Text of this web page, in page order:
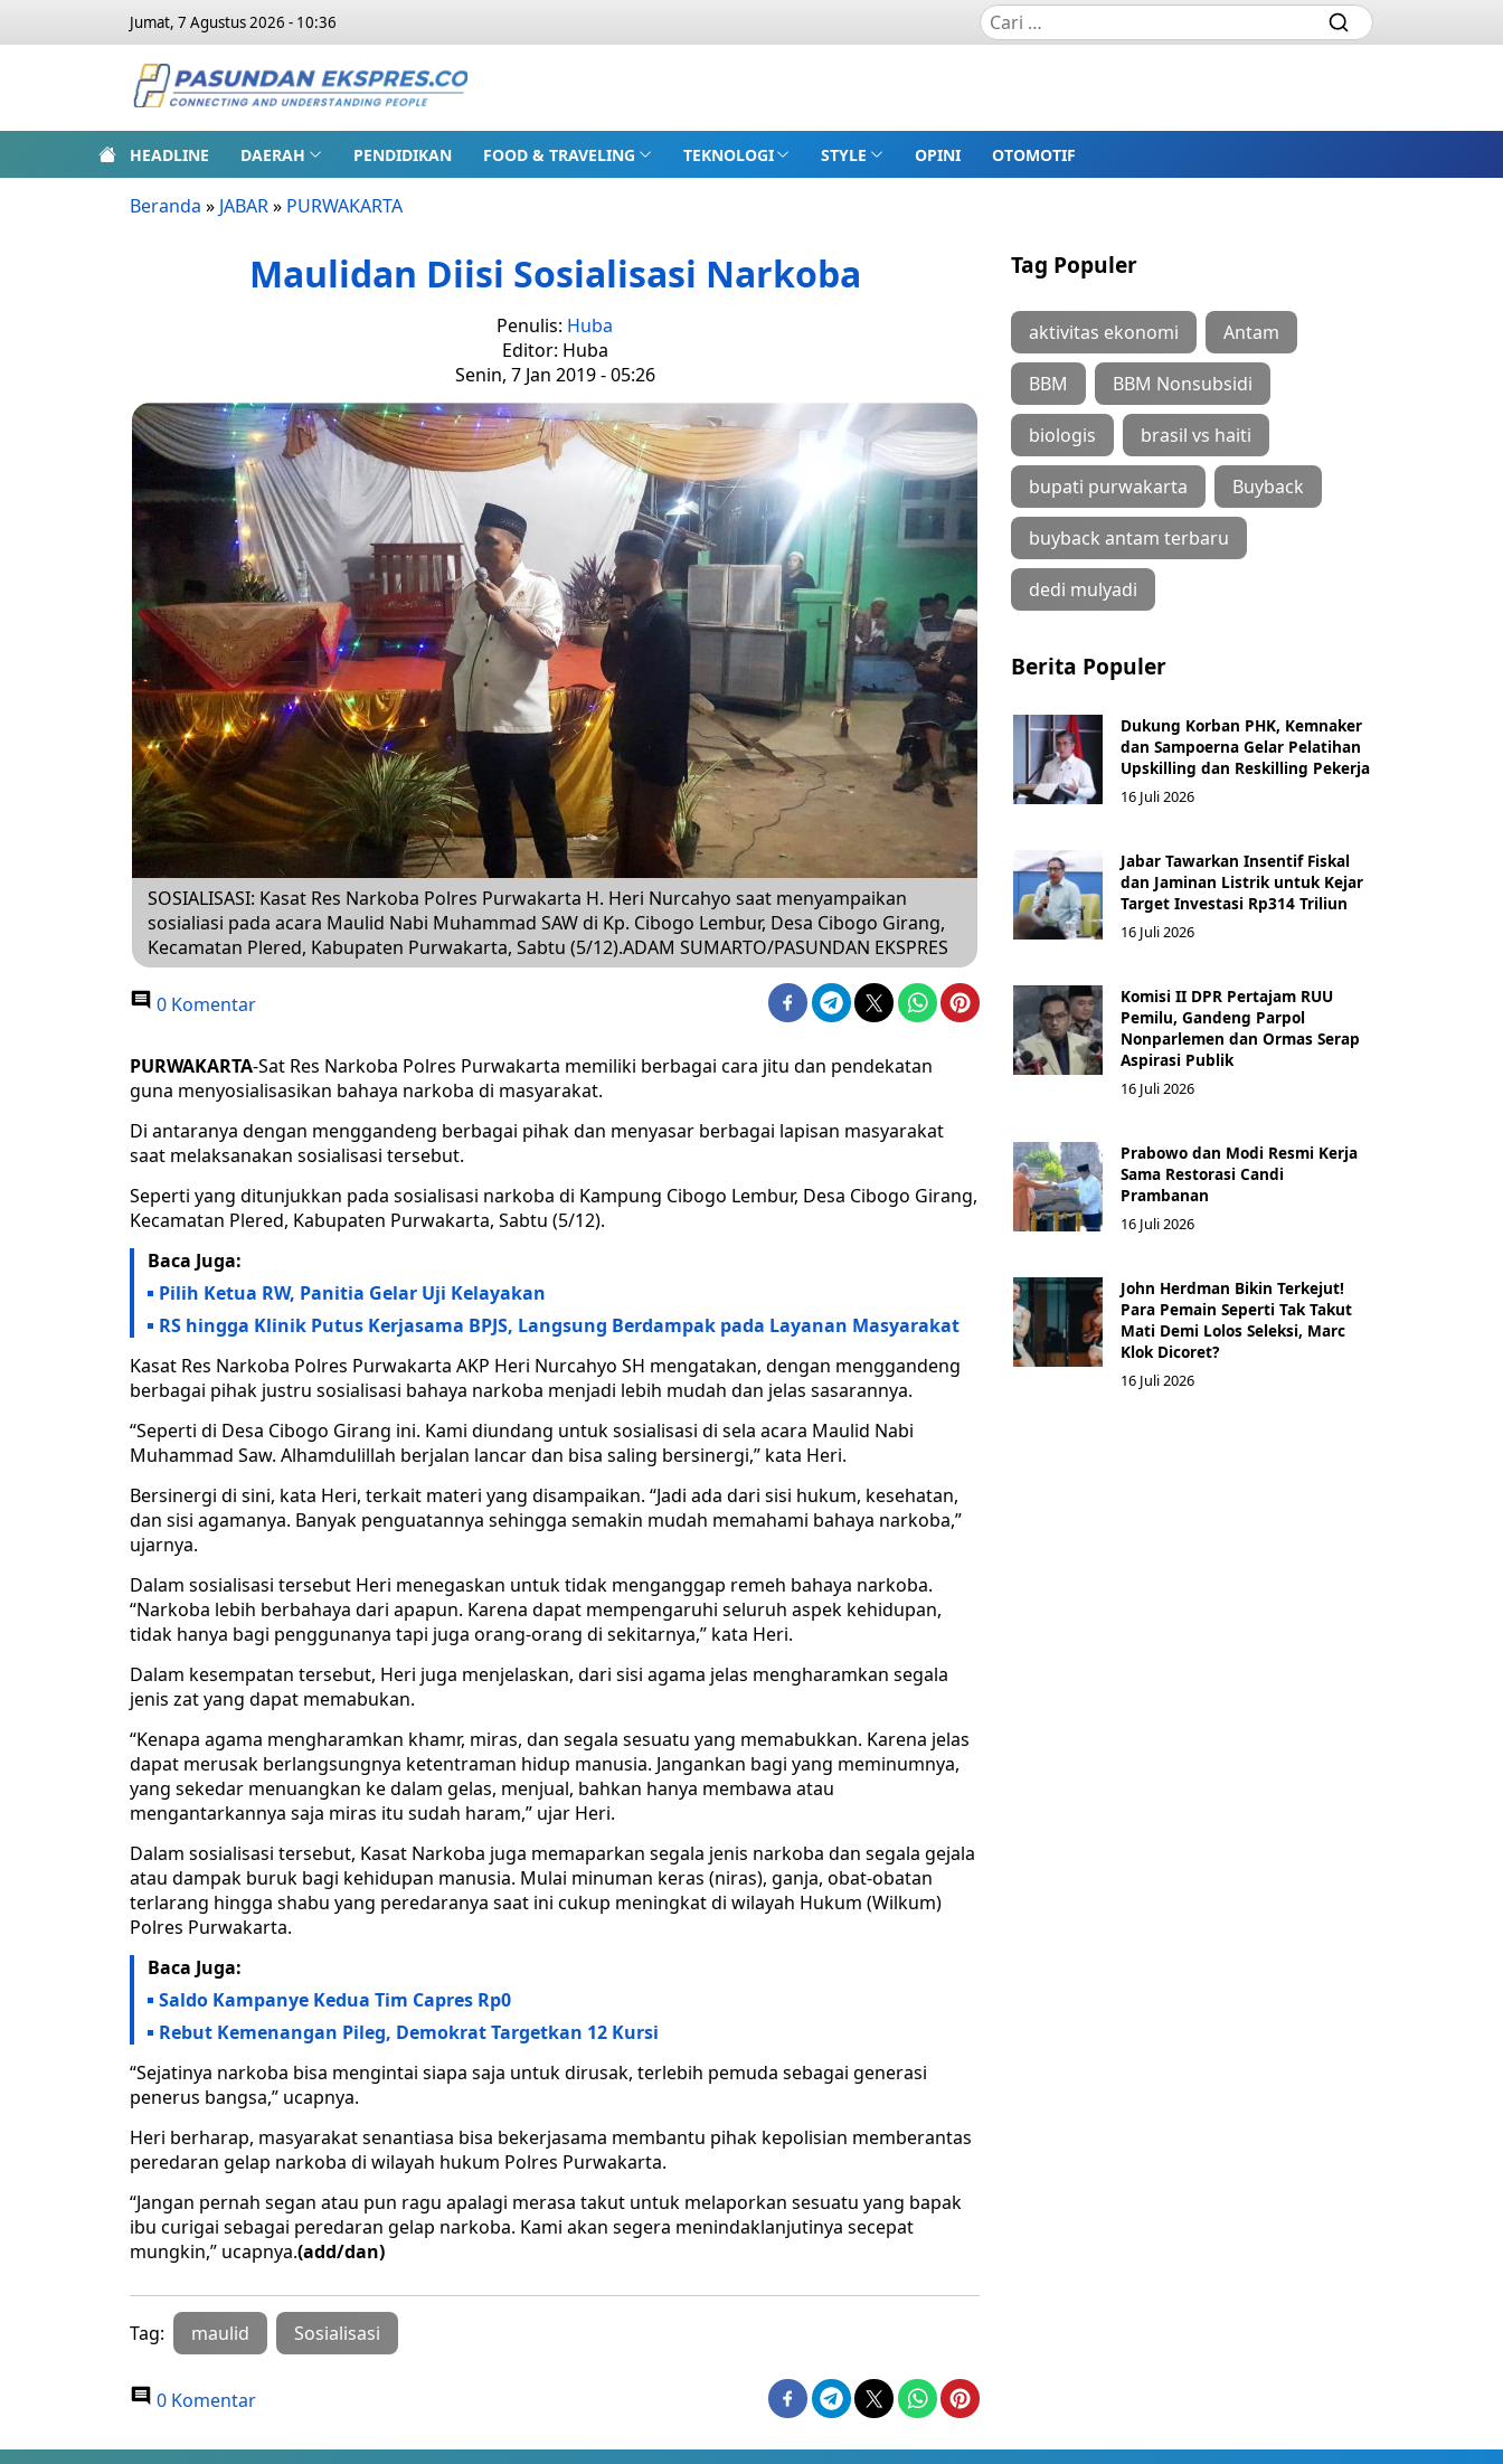
Jumat, 7 Agustus 2026 - 10:36
HEADLINE DAERAH PENDIDIKAN FOOD & TRAVELING TEKNOLOGI STYLE OPINI OTOMOTIF
Beranda » JABAR» PURWAKARTA
Maulidan Diisi Sosialisasi Narkoba
Penulis: Huba
Editor: Huba
Senin, 7 Jan 2019 - 05:26
SOSIALISASI: Kasat Res Narkoba Polres Purwakarta H. Heri Nurcahyo saat menyampaikan
sosialiasi pada acara Maulid Nabi Muhammad SAW di Kp. Cibogo Lembur, Desa Cibogo Girang,
Kecamatan Plered, Kabupaten Purwakarta, Sabtu (5/12).ADAM SUMARTO/PASUNDAN EKSPRES
0 Komentar
PURWAKARTA-Sat Res Narkoba Polres Purwakarta memiliki berbagai cara jitu dan pendekatan
guna menyosialisasikan bahaya narkoba di masyarakat.
Di antaranya dengan menggandeng berbagai pihak dan menyasar berbagai lapisan masyarakat
saat melaksanakan sosialisasi tersebut.
Seperti yang ditunjukkan pada sosialisasi narkoba di Kampung Cibogo Lembur, Desa Cibogo Girang,
Kecamatan Plered, Kabupaten Purwakarta, Sabtu (5/12).
Baca Juga:
Pilih Ketua RW, Panitia Gelar Uji Kelayakan
RS hingga Klinik Putus Kerjasama BPJS, Langsung Berdampak pada Layanan Masyarakat
Kasat Res Narkoba Polres Purwakarta AKP Heri Nurcahyo SH mengatakan, dengan menggandeng
berbagai pihak justru sosialisasi bahaya narkoba menjadi lebih mudah dan jelas sasarannya.
“Seperti di Desa Cibogo Girang ini. Kami diundang untuk sosialisasi di sela acara Maulid Nabi
Muhammad Saw. Alhamdulillah berjalan lancar dan bisa saling bersinergi,” kata Heri.
Bersinergi di sini, kata Heri, terkait materi yang disampaikan. “Jadi ada dari sisi hukum, kesehatan,
dan sisi agamanya. Banyak penguatannya sehingga semakin mudah memahami bahaya narkoba,”
ujarnya.
Dalam sosialisasi tersebut Heri menegaskan untuk tidak menganggap remeh bahaya narkoba.
“Narkoba lebih berbahaya dari apapun. Karena dapat mempengaruhi seluruh aspek kehidupan,
tidak hanya bagi penggunanya tapi juga orang-orang di sekitarnya,” kata Heri.
Dalam kesempatan tersebut, Heri juga menjelaskan, dari sisi agama jelas mengharamkan segala
jenis zat yang dapat memabukan.
“Kenapa agama mengharamkan khamr, miras, dan segala sesuatu yang memabukkan. Karena jelas
dapat merusak berlangsungnya ketentraman hidup manusia. Jangankan bagi yang meminumnya,
yang sekedar menuangkan ke dalam gelas, menjual, bahkan hanya membawa atau
mengantarkannya saja miras itu sudah haram,” ujar Heri.
Dalam sosialisasi tersebut, Kasat Narkoba juga memaparkan segala jenis narkoba dan segala gejala
atau dampak buruk bagi kehidupan manusia. Mulai minuman keras (niras), ganja, obat-obatan
terlarang hingga shabu yang peredaranya saat ini cukup meningkat di wilayah Hukum (Wilkum)
Polres Purwakarta.
Baca Juga:
Saldo Kampanye Kedua Tim Capres Rp0
Rebut Kemenangan Pileg, Demokrat Targetkan 12 Kursi
“Sejatinya narkoba bisa mengintai siapa saja untuk dirusak, terlebih pemuda sebagai generasi
penerus bangsa,” ucapnya.
Heri berharap, masyarakat senantiasa bisa bekerjasama membantu pihak kepolisian memberantas
peredaran gelap narkoba di wilayah hukum Polres Purwakarta.
“Jangan pernah segan atau pun ragu apalagi merasa takut untuk melaporkan sesuatu yang bapak
ibu curigai sebagai peredaran gelap narkoba. Kami akan segera menindaklanjutinya secepat
mungkin,” ucapnya.(add/dan)
Tag: maulid Sosialisasi
0 Komentar
Tag Populer
aktivitas ekonomi Antam
BBM BBM Nonsubsidi
biologis brasil vs haiti
bupati purwakarta Buyback
buyback antam terbaru
dedi mulyadi
Berita Populer
Dukung Korban PHK, Kemnaker
dan Sampoerna Gelar Pelatihan
Upskilling dan Reskilling Pekerja
16 Juli 2026
Jabar Tawarkan Insentif Fiskal
dan Jaminan Listrik untuk Kejar
Target Investasi Rp314 Triliun
16 Juli 2026
Komisi II DPR Pertajam RUU
Pemilu, Gandeng Parpol
Nonparlemen dan Ormas Serap
Aspirasi Publik
16 Juli 2026
Prabowo dan Modi Resmi Kerja
Sama Restorasi Candi
Prambanan
16 Juli 2026
John Herdman Bikin Terkejut!
Para Pemain Seperti Tak Takut
Mati Demi Lolos Seleksi, Marc
Klok Dicoret?
16 Juli 2026